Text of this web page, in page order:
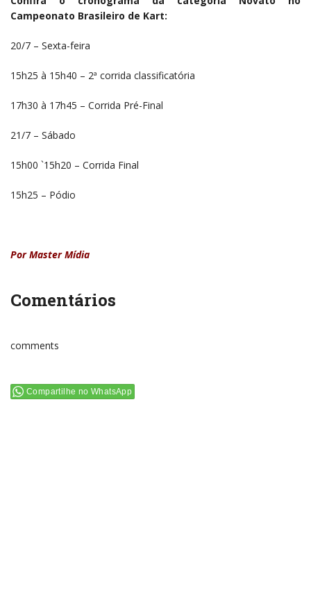
Campeonato Brasileiro de Kart:
20/7 – Sexta-feira
15h25 à 15h40 – 2ª corrida classificatória
17h30 à 17h45 – Corrida Pré-Final
21/7 – Sábado
15h00 `15h20 – Corrida Final
15h25 – Pódio
Por Master Mídia
Comentários
comments
Compartilhe no WhatsApp